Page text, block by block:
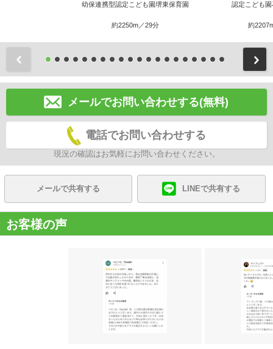
幼保連携型認定こども園堺東保育園
約2250m／29分
認定こども
約
メールでお問い合わせする(無料)
電話でお問い合わせする
現況の確認はお気軽にお問い合わせください。
メールで共有する LINEで共有する
お客様の声